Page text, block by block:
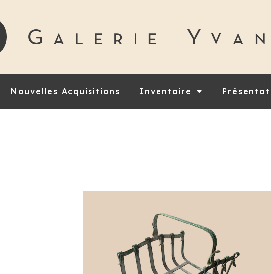
Nouvelles Acquisitions Inventaire